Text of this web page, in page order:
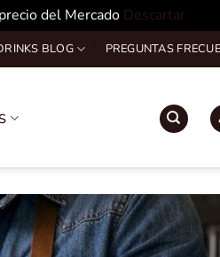
del Mercado Descartar
BLOG PREGUNTAS